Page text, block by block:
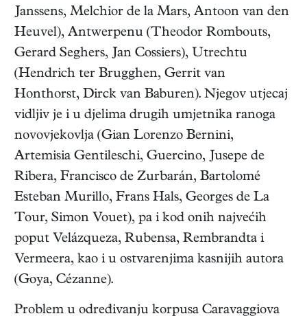
Janssens, Melchior de la Mars, Antoon van den
Heuvel), Antwerpenu (Theodor Rombouts,
Gerard Seghers, Jan Cossiers), Utrechtu
(Hendrich ter Brugghen, Gerrit van
Honthorst, Dirck van Baburen). Njegov utjecaj
vidljiv je i u djelima drugih umjetnika ranoga
novovjekovlja (Gian Lorenzo Bernini,
Artemisia Gentileschi, Guercino, Jusepe de
Ribera, Francisco de Zurbarán, Bartolomé
Esteban Murillo, Frans Hals, Georges de La
Tour, Simon Vouet), pa i kod onih najvećih
poput Velázqueza, Rubensa, Rembrandta i
Vermeera, kao i u ostvarenjima kasnijih autora
(Goya, Cézanne).
Problem u određivanju korpusa Caravaggiova